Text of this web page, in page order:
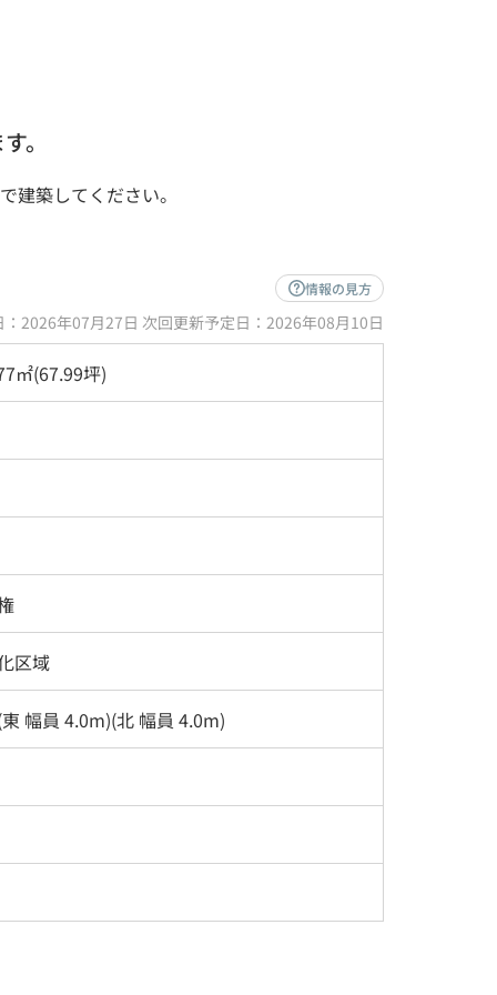
。
建築してください。
情報の見方
：2026年07月27日 次回更新予定日：2026年08月10日
㎡(67.99坪)
区域
幅員 4.0m)(北 幅員 4.0m)